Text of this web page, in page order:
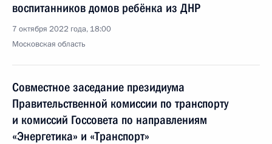
воспитанников домов ребёнка из ДНР
7 октября 2022 года, 18:00
Московская область
Совместное заседание президиума
Правительственной комиссии по транспорту
и комиссий Госсовета по направлениям
«Энергетика» и «Транспорт»